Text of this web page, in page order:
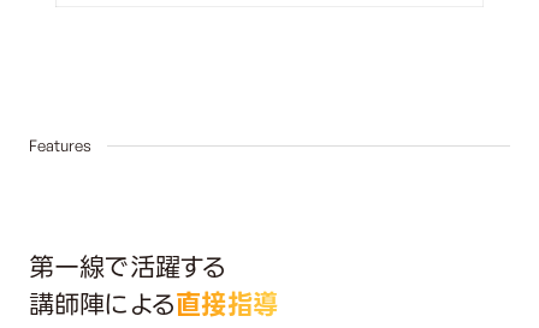
Features02
第一線で活躍する
講師陣による直接指導